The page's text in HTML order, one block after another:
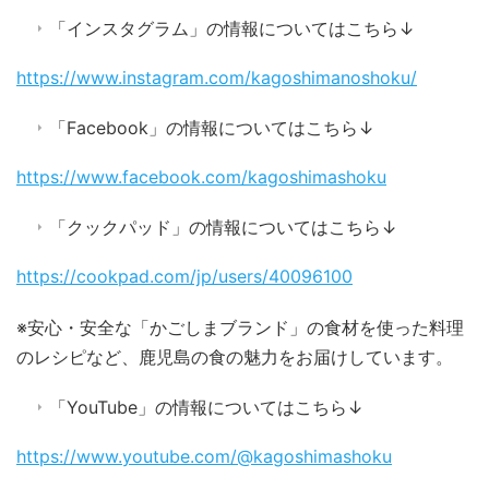
「インスタグラム」の情報についてはこちら↓
https://www.instagram.com/kagoshimanoshoku/
「Facebook」の情報についてはこちら↓
https://www.facebook.com/kagoshimashoku
「クックパッド」の情報についてはこちら↓
https://cookpad.com/jp/users/40096100
※安心・安全な「かごしまブランド」の食材を使った料理
のレシピなど、鹿児島の食の魅力をお届けしています。
「YouTube」の情報についてはこちら↓
https://www.youtube.com/@kagoshimashoku